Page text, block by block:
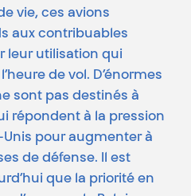
vie, ces avions
aux contribuables
leur utilisation qui
de vol. D’énormes
sont pas destinés à
répondent à la pression
Unis pour augmenter à
de défense. Il est
que la priorité en